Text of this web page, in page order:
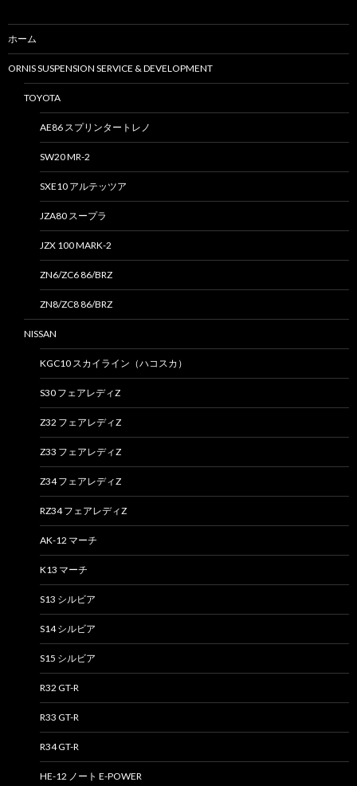
ホーム
ORNIS SUSPENSION SERVICE & DEVELOPMENT
TOYOTA
AE86 スプリンタートレノ
SW20 MR-2
SXE10 アルテッツア
JZA80 スープラ
JZX 100 MARK-2
ZN6/ZC6 86/BRZ
ZN8/ZC8 86/BRZ
NISSAN
KGC10 スカイライン（ハコスカ）
S30 フェアレディZ
Z32 フェアレディZ
Z33 フェアレディZ
Z34 フェアレディZ
RZ34 フェアレディZ
AK-12 マーチ
K13 マーチ
S13 シルビア
S14 シルビア
S15 シルビア
R32 GT-R
R33 GT-R
R34 GT-R
HE-12 ノート E-POWER